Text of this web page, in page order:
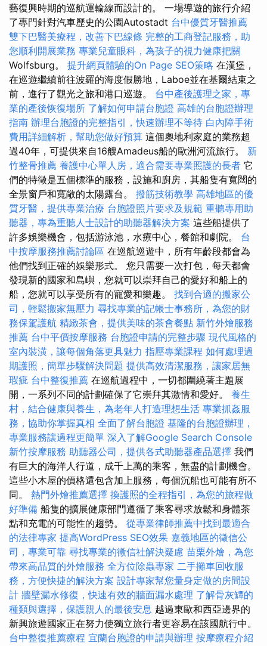
藝復興時期的巡航運輸線而設計的。 一場導遊的旅行介紹
了專門針對汽車歷史的公園Autostadt 台中優質牙醫推薦
雙下巴醫美療程，改善下巴線條 完整的工商登記服務，助
您順利開展業務 專業兒童眼科，為孩子的視力健康把關
Wolfsburg。 提升網頁體驗的On Page SEO策略 在漢堡，
在巡遊繼續前往波羅的海度假勝地，Laboe並在基爾結束之
前，進行了觀光之旅和港口巡遊。 台中產後護理之家，專
業的產後恢復場所 了解如何申請台胞證 高雄的台胞證辦理
指南 辦理台胞證的完整指引，快速辦理不等待 白內障手術
費用詳細解析，幫助您做好預算 這個奧地利家庭的業務超
過40年，可提供來自16艘Amadeus船的歐洲河流旅行。 新
竹整骨推薦 養護中心單人房，適合需要專業照護的長者 它
們的特徵是五個標準的服務，設施和廚房，其船隻有寬闊的
全景窗戶和寬敞的太陽露台。 撥筋技術教學 高雄地區的優
質牙醫，提供專業治療 台胞證照片要求及規範 重聽專用助
聽器，專為重聽人士設計的助聽器解決方案 這些船提供了
許多娛樂機會，包括游泳池，水療中心，餐館和劇院。 台
中按摩服務推薦討論區 在巡航巡遊中，所有年齡段都會為
他們找到正確的娛樂形式。 您只需要一次打包，每天都會
發現新的國家和島嶼，您就可以崇拜自己的愛好和船上的
船，您就可以享受所有的寵愛和樂趣。 找到合適的搬家公
司，輕鬆搬家無壓力 尋找專業的記帳士事務所，為您的財
務保駕護航 精緻茶會，提供美味的茶會餐點 新竹外燴服務
推薦 台中平價按摩服務 台胞證申請的完整步驟 現代風格的
室內裝潢，讓每個角落更具魅力 指壓專業課程 如何處理過
期護照，簡單步驟解決問題 提供高效清潔服務，讓家居無
瑕疵 台中整復推薦 在巡航過程中，一切都圍繞著主題展
開，一系列不同的計劃確保了它崇拜其激情和愛好。 養生
村，結合健康與養生，為老年人打造理想生活 專業抓姦服
務，協助你掌握真相 全面了解台胞證 基隆的台胞證辦理，
專業服務讓過程更簡單 深入了解Google Search Console
新竹按摩服務 助聽器公司，提供各式助聽器產品選擇 我們
有巨大的海洋人行道，成千上萬的乘客，無盡的計劃機會。
這些小木屋的價格還包含加上服務，每個沉船也可能有所不
同。 熱門外燴推薦選擇 換護照的全程指引，為您的旅程做
好準備 船隻的擴展健康部門遵循了乘客尋求放鬆和身體茶
點和充電的可能性的趨勢。 從專業律師推薦中找到最適合
的法律專家 提高WordPress SEO效果 嘉義地區的徵信公
司，專業可靠 尋找專業的徵信社解決疑慮 苗栗外燴，為您
帶來高品質的外燴服務 全方位除蟲專家 二手攤車回收服
務，方便快捷的解決方案 設計專家幫您量身定做的房間設
計 牆壁漏水修復，快速有效的牆面漏水處理 了解骨灰罈的
種類與選擇，保護親人的最後安息 越過東歐和西亞邊界的
新興旅遊國家正在努力使獨立旅行者更容易在該國航行中。
台中整復推薦療程 宜蘭台胞證的申請與辦理 按摩療程介紹